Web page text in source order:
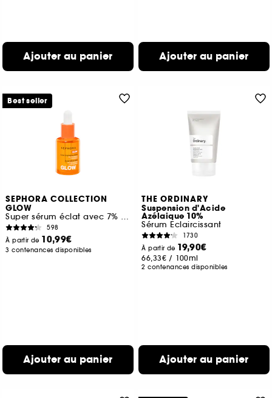
Ajouter au panier Ajouter au panier
SEPHORA COLLECTION
GLOW
Super sérum éclat avec 7% de vitamine C et de la vitamine E
598
À partir de 10,99€
3 contenances disponibles
Ajouter au panier
Best seller
THE ORDINARY
Suspension d'Acide
Azélaique 10%
Sérum Eclaircissant
1730
À partir de 19,90€
66,33€ / 100ml
2 contenances disponibles
Ajouter au panier